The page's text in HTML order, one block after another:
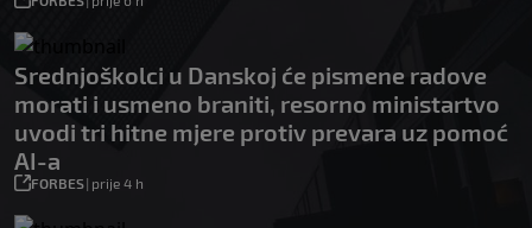
Srednjoškolci u Danskoj će pismene radove
morati i usmeno braniti, resorno ministartvo
uvodi tri hitne mjere protiv prevara uz pomoć
AI-a
FORBES| prije 4 h